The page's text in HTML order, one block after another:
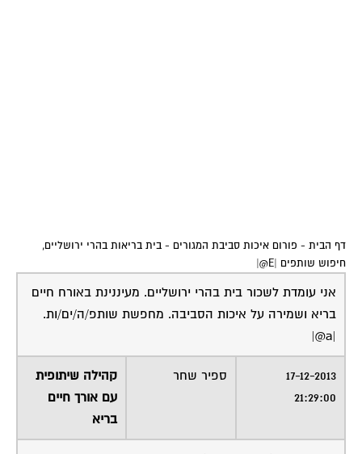
חיפוש שותפים |E@|
אני עומדת לשכור בית בהרי ירושליים. מעיננינת באורח חיים
בריא ושמירה על איכות הסביבה. מחפשת שותפ/ה/ים/ות.
|a@|
17-12-2013
21:29:00
ספיר שחר
קהילה שיתופית
עם אורך חיים
בריא
אני חושב על הקמת קהילה או קבוצה משפחות ויחידים